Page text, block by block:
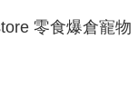
零食爆倉寵物